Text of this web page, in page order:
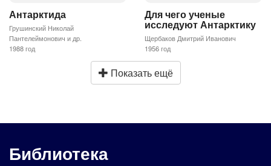
Антарктида
Грушинский Николай
Пантелеймонович и др.
1988 год
Для чего ученые
исследуют Антарктику
Щербаков Дмитрий Иванович
1956 год
Показать ещё
Библиотека